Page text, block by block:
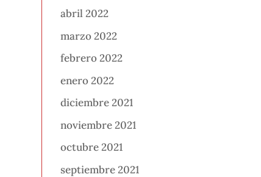
abril 2022
marzo 2022
febrero 2022
enero 2022
diciembre 2021
noviembre 2021
octubre 2021
septiembre 2021